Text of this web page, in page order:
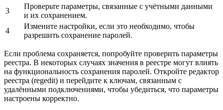
3
Проверьте параметры, связанные с учётными данными
и их сохранением.
4
Измените настройки, если это необходимо, чтобы
разрешить сохранение паролей.
Если проблема сохраняется, попробуйте проверить параметры
реестра. В некоторых случаях значения в реестре могут влиять
на функциональность сохранения паролей. Откройте редактор
реестра (regedit) и перейдите к ключам, связанным с
удалёнными подключениями, чтобы убедиться, что параметры
настроены корректно.